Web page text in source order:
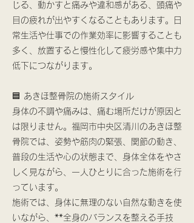
じる、動かすと痛みや違和感がある、頭痛や
目の疲れが出やすくなることもあります。日
常生活や仕事での作業効率に影響することも
多く、放置すると慢性化して疲労感や集中力
低下につながります。
🟦 あきほ整骨院の施術スタイル
身体の不調や痛みは、痛む場所だけが原因と
は限りません。福岡市中央区清川のあきほ整
骨院では、姿勢や筋肉の緊張、関節の動き、
普段の生活や心の状態まで、身体全体をやさ
しく見ながら、一人ひとりに合った施術を行
っています。
施術では、身体に無理のない自然な動きを使
いながら、**全身のバランスを整える手技